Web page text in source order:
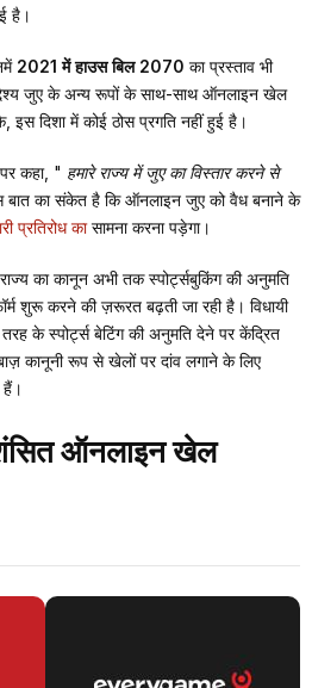
है।
2021 में हाउस बिल 2070 का प्रस्ताव भी
जुए के अन्य रूपों के साथ-साथ ऑनलाइन खेल
इस दिशा में कोई ठोस प्रगति नहीं हुई है।
कहा, " हमारे राज्य में जुए का विस्तार करने से
का संकेत है कि ऑनलाइन जुए को वैध बनाने के
प्रतिरोध कासामना करना पड़ेगा।
का कानून अभी तक स्पोर्ट्सबुकिंग की अनुमति
शुरू करने की ज़रूरत बढ़ती जा रही है। विधायी
के स्पोर्ट्स बेटिंग की अनुमति देने पर केंद्रित
कानूनी रूप से खेलों पर दांव लगाने के लिए
हैं।
ऑनलाइन खेल